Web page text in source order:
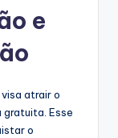
e
atrair o
Esse
o